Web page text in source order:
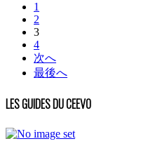
1
2
3
4
次へ
最後へ
LES GUIDES DU CEEVO